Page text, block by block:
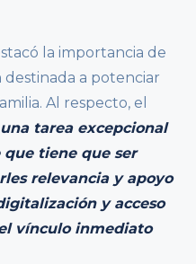
la importancia de
a potenciar
Al respecto, el
tarea excepcional
tiene que ser
relevancia y apoyo
y acceso
vínculo inmediato